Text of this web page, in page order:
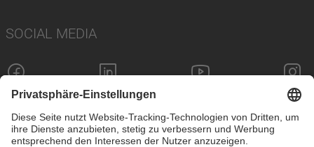
SOCIAL MEDIA